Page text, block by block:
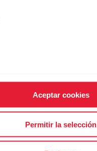
Aceptar cookies
Permitir la selección